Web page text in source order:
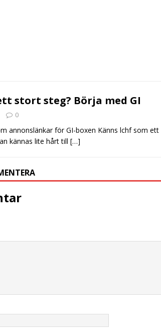
stort steg? Börja med GI
0
annonslänkar för GI-boxen Känns lchf som
kännas lite hårt till […]